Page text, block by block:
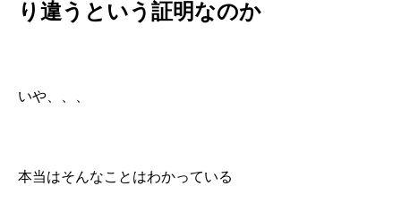
り違うという証明なのか
いや、、、
本当はそんなことはわかっている